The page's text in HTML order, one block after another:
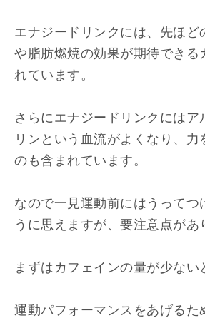
エナジードリンクには、先ほど
や脂肪燃焼の効果が期待できる
れています。
さらにエナジードリンクにはア
リンという血流がよくなり、力
のも含まれています。
なので一見運動前にはうってつ
うに思えますが、要注意点があ
まずはカフェインの量が少ない
運動パフォーマンスをあげるた